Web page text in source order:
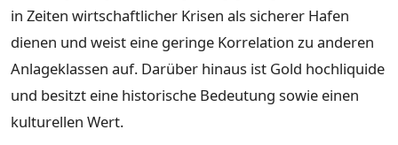
in Zeiten wirtschaftlicher Krisen als sicherer Hafen
dienen und weist eine geringe Korrelation zu anderen
Anlageklassen auf. Darüber hinaus ist Gold hochliquide
und besitzt eine historische Bedeutung sowie einen
kulturellen Wert.